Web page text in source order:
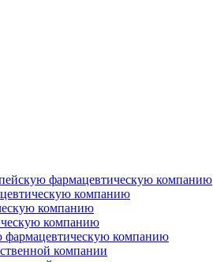
фармацевтическую компанию
компанию
компанию
компанию
компанию
компании